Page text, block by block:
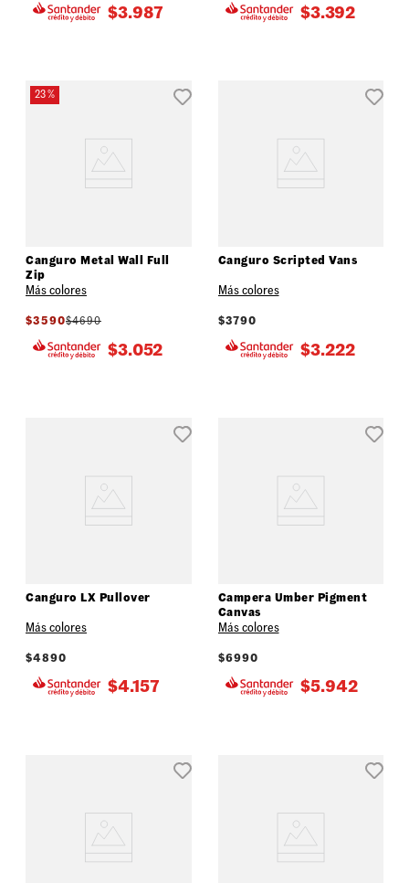
$3.987 $3.392
23 %
Canguro Metal Wall Full
Zip
Más colores
$3590$4690
$3.052
Canguro Scripted Vans
Más colores
$3790
$3.222
Canguro LX Pullover
Más colores
$4890
$4.157
Campera Umber Pigment
Canvas
Más colores
$6990
$5.942